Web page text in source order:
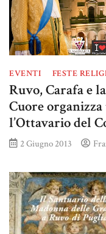
EVENTI FESTE
Ruvo, Carafa e
Cuore
l’Ottavario del
2 Giugno 2013